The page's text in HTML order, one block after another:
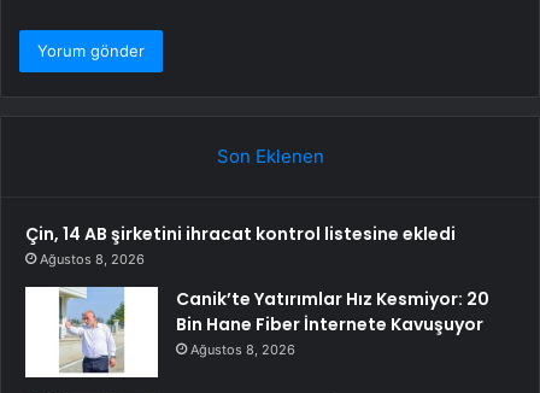
Son Eklenen
Çin, 14 AB şirketini ihracat kontrol listesine ekledi
Ağustos 8, 2026
Canik’te Yatırımlar Hız Kesmiyor: 20
Bin Hane Fiber İnternete Kavuşuyor
Ağustos 8, 2026